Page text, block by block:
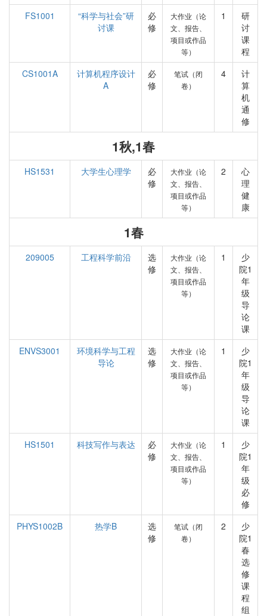
FS1001
“科学与社会”研
讨课
必
修
大作业（论
文、报告、
项目或作品
等）
1
研
讨
课
程
CS1001A
计算机程序设计
A
必
修
笔试（闭
卷）
4
计
算
机
通
修
1秋,1春
HS1531 大学生心理学
必
修
大作业（论
文、报告、
项目或作品
等）
2
心
理
健
康
1春
209005 工程科学前沿
选
修
大作业（论
文、报告、
项目或作品
等）
1
少
院1
年
级
导
论
课
ENVS3001
环境科学与工程
导论
选
修
大作业（论
文、报告、
项目或作品
等）
1
少
院1
年
级
导
论
课
HS1501
科技写作与表达
必
修
大作业（论
文、报告、
项目或作品
等）
1
少
院1
年
级
必
修
PHYS1002B
热学B
选
修
笔试（闭
卷）
2
少
院1
春
选
修
课
程
组